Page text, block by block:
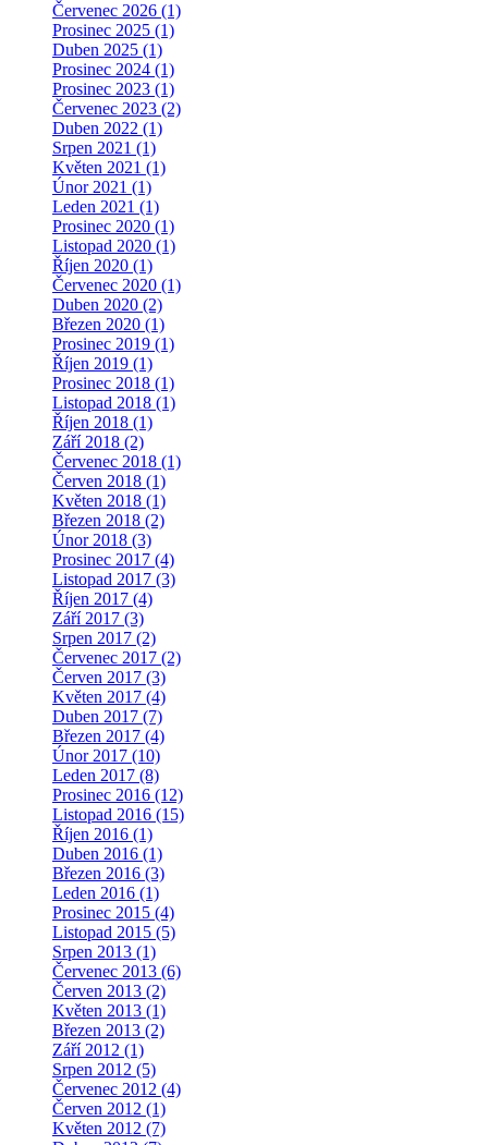
Červenec 2026 (1)
Prosinec 2025 (1)
Duben 2025 (1)
Prosinec 2024 (1)
Prosinec 2023 (1)
Červenec 2023 (2)
Duben 2022 (1)
Srpen 2021 (1)
Květen 2021 (1)
Únor 2021 (1)
Leden 2021 (1)
Prosinec 2020 (1)
Listopad 2020 (1)
Říjen 2020 (1)
Červenec 2020 (1)
Duben 2020 (2)
Březen 2020 (1)
Prosinec 2019 (1)
Říjen 2019 (1)
Prosinec 2018 (1)
Listopad 2018 (1)
Říjen 2018 (1)
Září 2018 (2)
Červenec 2018 (1)
Červen 2018 (1)
Květen 2018 (1)
Březen 2018 (2)
Únor 2018 (3)
Prosinec 2017 (4)
Listopad 2017 (3)
Říjen 2017 (4)
Září 2017 (3)
Srpen 2017 (2)
Červenec 2017 (2)
Červen 2017 (3)
Květen 2017 (4)
Duben 2017 (7)
Březen 2017 (4)
Únor 2017 (10)
Leden 2017 (8)
Prosinec 2016 (12)
Listopad 2016 (15)
Říjen 2016 (1)
Duben 2016 (1)
Březen 2016 (3)
Leden 2016 (1)
Prosinec 2015 (4)
Listopad 2015 (5)
Srpen 2013 (1)
Červenec 2013 (6)
Červen 2013 (2)
Květen 2013 (1)
Březen 2013 (2)
Září 2012 (1)
Srpen 2012 (5)
Červenec 2012 (4)
Červen 2012 (1)
Květen 2012 (7)